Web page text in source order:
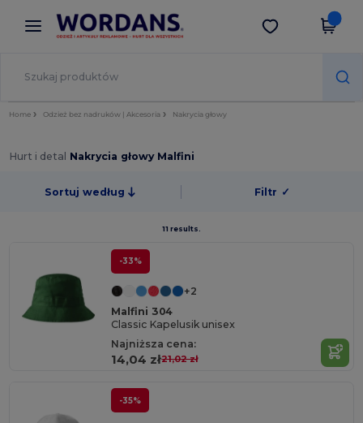
× Aplikacja Wordans
Lepsze ceny w aplikacji!
Pobierz app
Home Odzież bez nadruków | Akcesoria Nakrycia głowy
Hurt i detal Nakrycia głowy Malfini
Sortuj według Filtr ✓
11 results.
-33%
+2
Malfini 304
Classic Kapelusik unisex
Najniższa cena:
14,04 zł21,02 zł
-35%